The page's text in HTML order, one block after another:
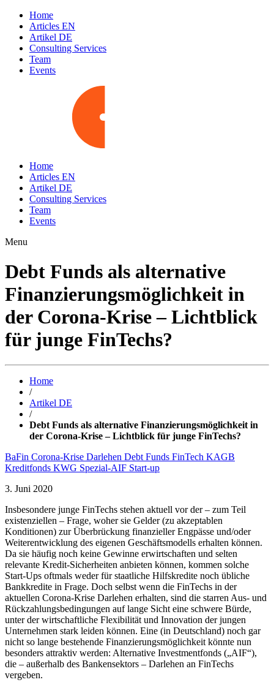
Home
Articles EN
Artikel DE
Consulting Services
Team
Events
Home
Articles EN
Artikel DE
Consulting Services
Team
Events
Menu
Debt Funds als alternative
Finanzierungsmöglichkeit in
der Corona-Krise – Lichtblick
für junge FinTechs?
Home
/
Artikel DE
/
Debt Funds als alternative Finanzierungsmöglichkeit in
der Corona-Krise – Lichtblick für junge FinTechs?
BaFin Corona-Krise Darlehen Debt Funds FinTech KAGB
Kreditfonds KWG Spezial-AIF Start-up
3. Juni 2020
Insbesondere junge FinTechs stehen aktuell vor der – zum Teil
existenziellen – Frage, woher sie Gelder (zu akzeptablen
Konditionen) zur Überbrückung finanzieller Engpässe und/oder
Weiterentwicklung des eigenen Geschäftsmodells erhalten können.
Da sie häufig noch keine Gewinne erwirtschaften und selten
relevante Kredit-Sicherheiten anbieten können, kommen solche
Start-Ups oftmals weder für staatliche Hilfskredite noch übliche
Bankkredite in Frage. Doch selbst wenn die FinTechs in der
aktuellen Corona-Krise Darlehen erhalten, sind die starren Aus- und
Rückzahlungsbedingungen auf lange Sicht eine schwere Bürde,
unter der wirtschaftliche Flexibilität und Innovation der jungen
Unternehmen stark leiden können. Eine (in Deutschland) noch gar
nicht so lange bestehende Finanzierungsmöglichkeit könnte nun
besonders attraktiv werden: Alternative Investmentfonds („AIF“),
die – außerhalb des Bankensektors – Darlehen an FinTechs
vergeben.